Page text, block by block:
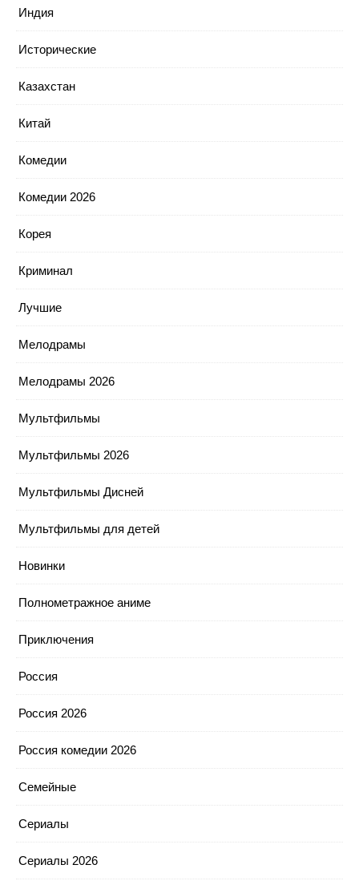
Индия
Исторические
Казахстан
Китай
Комедии
Комедии 2026
Корея
Криминал
Лучшие
Мелодрамы
Мелодрамы 2026
Мультфильмы
Мультфильмы 2026
Мультфильмы Дисней
Мультфильмы для детей
Новинки
Полнометражное аниме
Приключения
Россия
Россия 2026
Россия комедии 2026
Семейные
Сериалы
Сериалы 2026